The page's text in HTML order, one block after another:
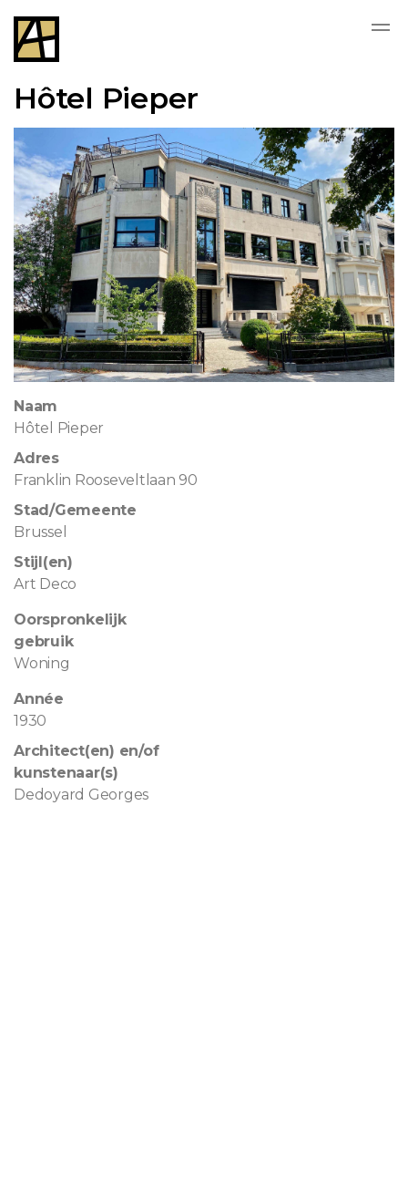
Hôtel Pieper
Naam
Hôtel Pieper
Adres
Franklin Rooseveltlaan 90
Stad/Gemeente
Brussel
Stijl(en)
Art Deco
Oorspronkelijk
gebruik
Woning
Année
1930
Architect(en) en/of
kunstenaar(s)
Dedoyard Georges